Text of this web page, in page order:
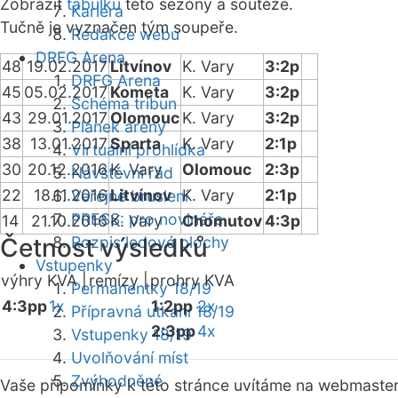
Kariéra
Redakce webu
DRFG Arena
DRFG Arena
Schéma tribun
Plánek areny
Virtuální prohlídka
Návštěvní řád
Veřejné bruslení
PRESS: pro novináře
Rozpis ledové plochy
Vstupenky
Permanentky 18/19
Přípravná utkání 18/19
Vstupenky 18/19
Uvolňování míst
Zvýhodněné
Zobrazit tabulku této sezóny a soutěže.
Tučně je vyznačen tým soupeře.
48 19.02.2017 Litvínov K. Vary
3:2p
45 05.02.2017Kometa K. Vary
3:2p
43 29.01.2017 OlomoucK. Vary
3:2p
38 13.01.2017Sparta K. Vary
2:1p
30 20.12.2016K. Vary Olomouc
2:3p
22
18.11.2016Litvínov K. Vary
2:1p
14
21.10.2016K. Vary Chomutov4:3p
Četnost výsledků
výhry KVA | remízy |prohry KVA
4:3pp1x 1:2pp 2x
2:3pp4x
Vaše připomínky k této stránce uvítáme na webmaster